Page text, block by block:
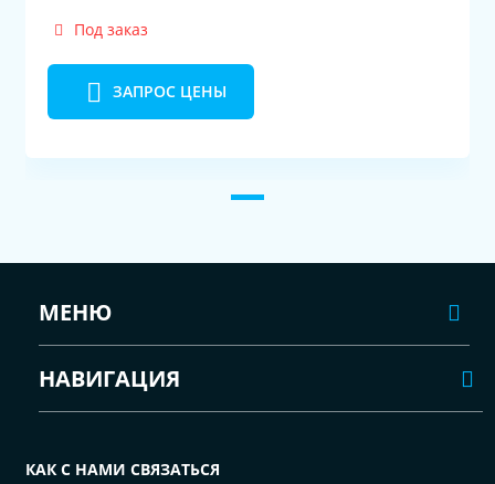
Под заказ
ЗАПРОС ЦЕНЫ
МЕНЮ
НАВИГАЦИЯ
КАК С НАМИ СВЯЗАТЬСЯ